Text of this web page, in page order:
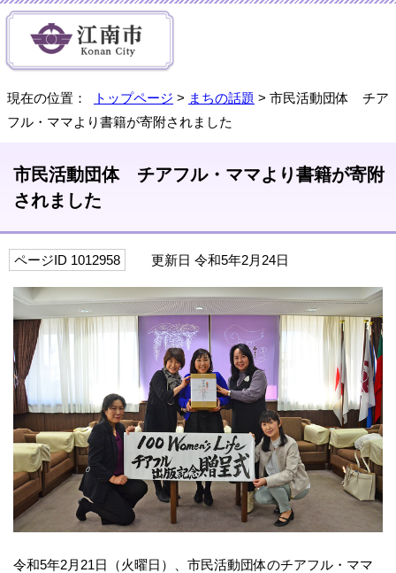
現在の位置： トップページ > まちの話題 > 市民活動団体 チア
フル・ママより書籍が寄附されました
市民活動団体 チアフル・ママより書籍が寄附
されました
ページID 1012958 更新日 令和5年2月24日
令和5年2月21日（火曜日）、市民活動団体のチアフル・ママ